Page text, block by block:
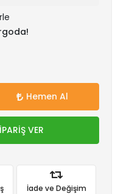
Hemen Al
VER
İade ve Değişim